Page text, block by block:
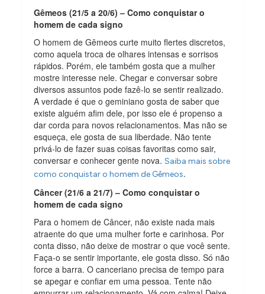
Gêmeos (21/5 a 20/6) – Como conquistar o
homem de cada signo
O homem de Gêmeos curte muito flertes discretos,
como aquela troca de olhares intensas e sorrisos
rápidos. Porém, ele também gosta que a mulher
mostre interesse nele. Chegar e conversar sobre
diversos assuntos pode fazê-lo se sentir realizado.
A verdade é que o geminiano gosta de saber que
existe alguém afim dele, por isso ele é propenso a
dar corda para novos relacionamentos. Mas não se
esqueça, ele gosta de sua liberdade. Não tente
privá-lo de fazer suas coisas favoritas como sair,
conversar e conhecer gente nova.Saiba mais sobre
como conquistar o homem de Gêmeos.
Câncer (21/6 a 21/7) – Como conquistar o
homem de cada signo
Para o homem de Câncer, não existe nada mais
atraente do que uma mulher forte e carinhosa. Por
conta disso, não deixe de mostrar o que você sente.
Faça-o se sentir importante, ele gosta disso. Só não
force a barra. O canceriano precisa de tempo para
se apegar e confiar em uma pessoa. Tente não